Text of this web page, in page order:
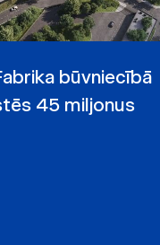
būvniecībā
45 miljonus